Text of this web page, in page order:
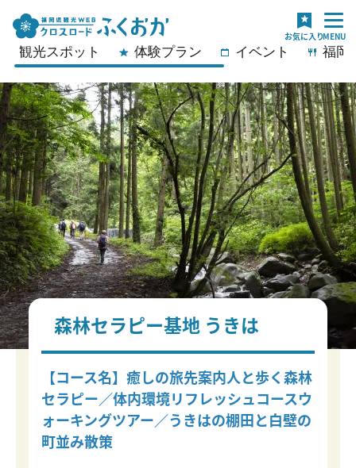
観光スポット 体験プラン イベント 福岡
森林セラピー基地 うきは
【コース名】癒しの旅先案内人と歩く森林
セラピー／体内環境リフレッシュコースウ
ォーキングツアー／うきはの棚田と白壁の
町並み散策